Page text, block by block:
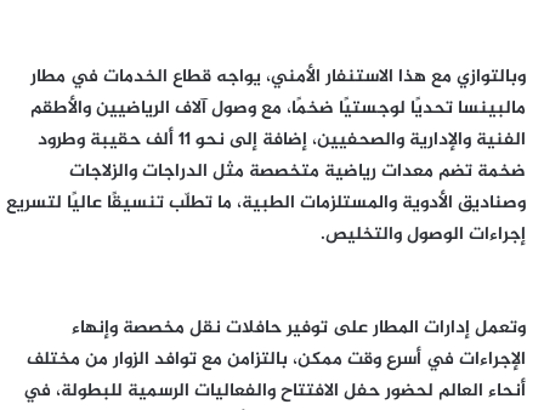
وبالتوازي مع هذا الاستنفار الأمني، يواجه قطاع الخدمات في مطار
مالبينسا تحديًا لوجستيًا ضخمًا، مع وصول آلاف الرياضيين والأطقم
الفنية والإدارية والصحفيين، إضافة إلى نحو 11 ألف حقيبة وطرود
ضخمة تضم معدات رياضية متخصصة مثل الدراجات والزلاجات
وصناديق الأدوية والمستلزمات الطبية، ما تطلّب تنسيقًا عاليًا لتسريع
إجراءات الوصول والتخليص.
وتعمل إدارات المطار على توفير حافلات نقل مخصصة وإنهاء
الإجراءات في أسرع وقت ممكن، بالتزامن مع توافد الزوار من مختلف
أنحاء العالم لحضور حفل الافتتاح والفعاليات الرسمية للبطولة، في